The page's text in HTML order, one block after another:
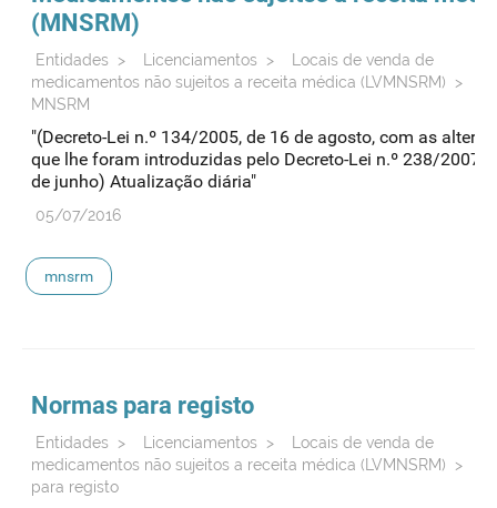
(MNSRM)
Entidades > Licenciamentos >
Locais de venda de
medicamentos não sujeitos a receita médica (LVMNSRM)
>
MNSRM
"(Decreto-Lei n.º 134/2005, de 16 de agosto, com as
que lhe foram introduzidas pelo Decreto-Lei n.º 238/2007,
de junho) Atualização diária"
05/07/2016
mnsrm
Normas para registo
Entidades > Licenciamentos >
Locais de venda de
medicamentos não sujeitos a receita médica (LVMNSRM)
>
para registo